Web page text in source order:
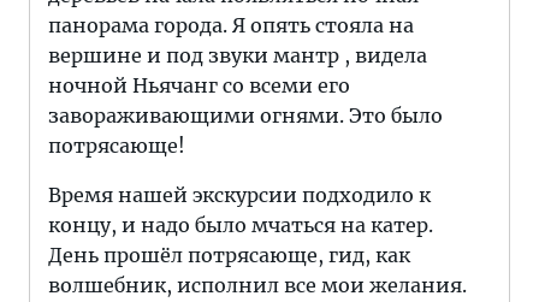
панорама города. Я опять стояла на
вершине и под звуки мантр , видела
ночной Ньячанг со всеми его
завораживающими огнями. Это было
потрясающе!
Время нашей экскурсии подходило к
концу, и надо было мчаться на катер.
День прошёл потрясающе, гид, как
волшебник, исполнил все мои желания.